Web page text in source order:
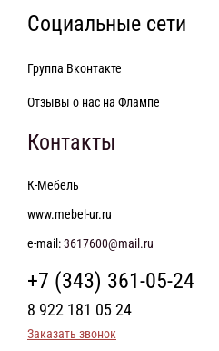
Социальные сети
Группа Вконтакте
Отзывы о нас на Флампе
Контакты
К-Мебель
www.mebel-ur.ru
e-mail:3617600@mail.ru
+7 (343) 361-05-24
8 922 181 05 24
Заказать звонок